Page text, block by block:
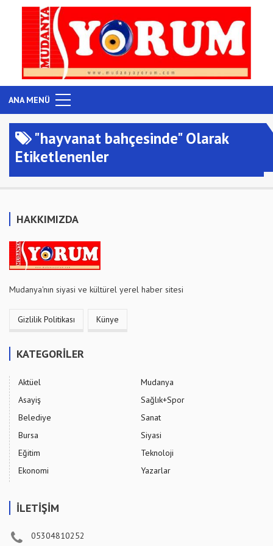
ANA MENÜ
"hayvanat bahçesinde" Olarak
Etiketlenenler
HAKKIMIZDA
Mudanya'nın siyasi ve kültürel yerel haber sitesi
Gizlilik Politikası Künye
KATEGORİLER
Aktüel
Asayiş
Belediye
Bursa
Eğitim
Ekonomi
Mudanya
Sağlık+Spor
Sanat
Siyasi
Teknoloji
Yazarlar
İLETİŞİM
05304810252